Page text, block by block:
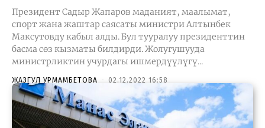
Президент Садыр Жапаров маданият, маалымат,
спорт жана жаштар саясаты министри Алтынбек
Максутовду кабыл алды. Бул тууралуу президенттин
басма сөз кызматы билдирди. Жолугушууда
министрликтин учурдагы ишмердүүлүгү...
ЖАЗГУЛ УРМАМБЕТОВА - 02.12.2022 16:58